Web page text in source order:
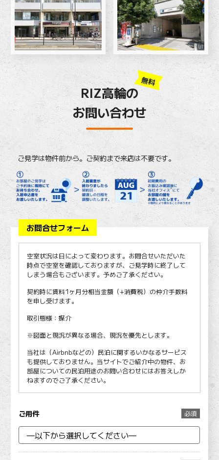
RIZ高輪の
お問い合わせ
無料
ご見学は物件前から。ご契約まで来店は不要です。
お問合せフォーム
ご用件 必須
空室状況は日によって変わります。お問合せいただいた
時点で空室を確認しておりますが、ご見学時に終了して
しまう場合もございます。予めご了承ください。
契約時に賃料1ヶ月分相当金額（+消費税）の仲介手数料
を申し受けます。
取引態様：媒介
※図面と現況が異なる場合、現況を優先とします。
当社は（Airbnbなどの）民泊に関するいかなるサービス
も提供しておりません。当サイトでご紹介中の物件、お
部屋についての民泊用途のお問い合わせにはお答えしか
ねますのでご了承ください。